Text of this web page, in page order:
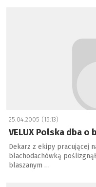
25.04.2005 (15:13)
VELUX Polska dba
Dekarz z ekipy pracującej
blachodachówką
blaszanym …